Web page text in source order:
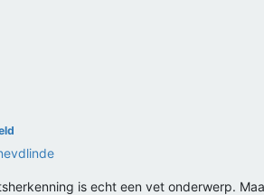
is echt een vet onderwerp.